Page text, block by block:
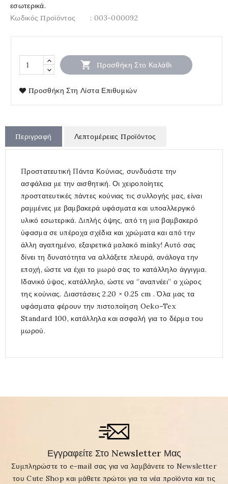
εσωτερικά.
Κωδικός Προϊόντος
: 003-000092
 Προσθήκη Στο Καλάθι
Προσθήκη Στη Λίστα Επιθυμιών
Περιγραφή Λεπτομέρειες Προϊόντος
Προστατευτική Πάντα Κούνιας, συνδυάστε την
ασφάλεια με την αισθητική. Οι χειροποίητες
προστατευτικές πάντες κούνιας τις συλλογής μας, είναι
ραμμένες με βαμβακερά υφάσματα και υποαλλεργικό
υλικό εσωτερικά. Διπλής όψης, από τη μια βαμβακερό
ύφασμα σε υπέροχα σχέδια και χρώματα και από την
άλλη αγαπημένο, εξαιρετικά μαλακό minky! Αυτό σας
δίνει τη δυνατότητα να αλλάξετε πλευρά, ανάλογα την
εποχή, ώστε να έχει το μωρό σας το κατάλληλο άγγιγμα.
Ιδανικό ύψος, κατάλληλο, ώστε να ‘’αναπνέει’’ ο χώρος
της κούνιας. Διαστάσεις 2.20 × 0.25 cm . Όλα μας τα
υφάσματα φέρουν την πιστοποίηση Oeko–Tex
Standard 100, κατάλληλα και ασφαλή για το δέρμα του
μωρού.
Εγγραφείτε Στο Newsletter Μας
Συμπληρώστε το e-mail σας για να λαμβάνετε το Newsletter
του Cute Shop και μάθετε πρώτοι για τα νέα προϊόντα και τις